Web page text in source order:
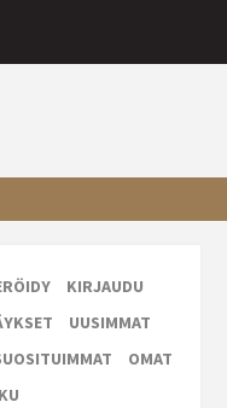
KIRJAUDU
UUSIMMAT
OMAT